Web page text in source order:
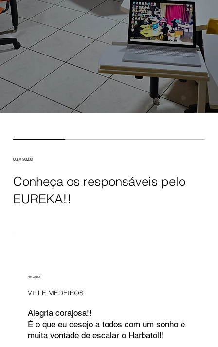
QUEM SOMOS
Conheça os responsáveis pelo
EUREKA!!
VILLE MEDEIROS
FUNDADOR
Alegria corajosa!!
É o que eu desejo a todos com um sonho e
muita vontade de escalar o Harbatol!!